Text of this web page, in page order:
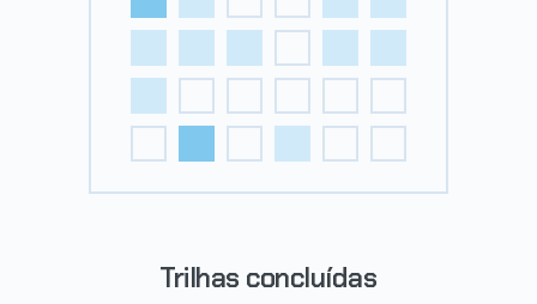
Trilhas concluídas